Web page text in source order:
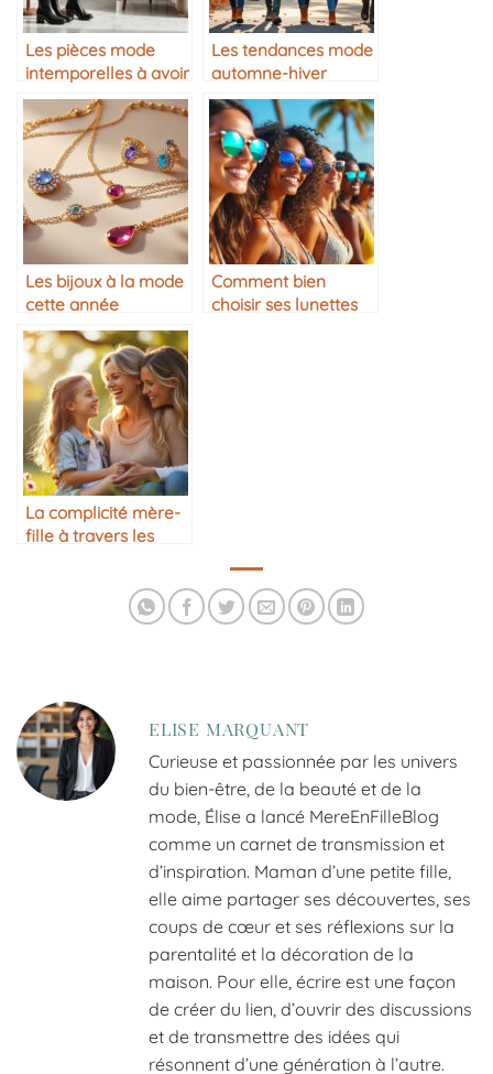
Les pièces mode
intemporelles à avoir
dans sa garde-robe
Les tendances mode
automne-hiver
Les bijoux à la mode
cette année
Comment bien
choisir ses lunettes
La complicité mère-
fille à travers les
ELISE MARQUANT
Curieuse et passionnée par les univers
du bien-être, de la beauté et de la
mode, Élise a lancé MereEnFilleBlog
comme un carnet de transmission et
d’inspiration. Maman d’une petite fille,
elle aime partager ses découvertes, ses
coups de cœur et ses réflexions sur la
parentalité et la décoration de la
maison. Pour elle, écrire est une façon
de créer du lien, d’ouvrir des discussions
et de transmettre des idées qui
résonnent d’une génération à l’autre.